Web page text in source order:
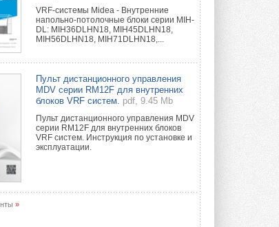
VRF-системы Midea - Внутренние
напольно-потолочные блоки серии MIH-
DL: MIH36DLHN18, MIH45DLHN18,
MIH56DLHN18, MIH71DLHN18,...
Пульт дистанционного управления
MDV серии RM12F для внутренних
блоков VRF систем.
pdf, 9.45 Mb
Пульт дистанционного управления MDV
серии RM12F для внутренних блоков
VRF систем. Инструкция по установке и
эксплуатации.
»